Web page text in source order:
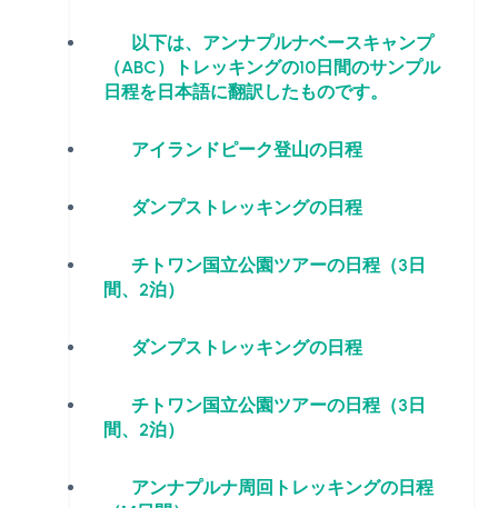
以下は、アンナプルナベースキャンプ
（ABC）トレッキングの10日間のサンプル
日程を日本語に翻訳したものです。
アイランドピーク登山の日程
ダンプストレッキングの日程
チトワン国立公園ツアーの日程（3日
間、2泊）
ダンプストレッキングの日程
チトワン国立公園ツアーの日程（3日
間、2泊）
アンナプルナ周回トレッキングの日程